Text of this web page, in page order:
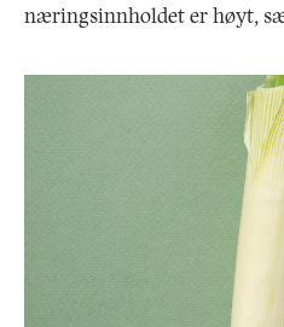
næringsinnholdet er høyt,